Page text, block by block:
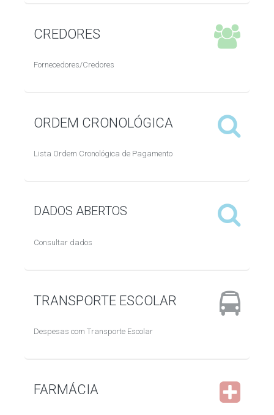
CREDORES
Fornecedores/Credores
ORDEM CRONOLÓGICA
Lista Ordem Cronológica de Pagamento
DADOS ABERTOS
Consultar dados
TRANSPORTE ESCOLAR
Despesas com Transporte Escolar
FARMÁCIA